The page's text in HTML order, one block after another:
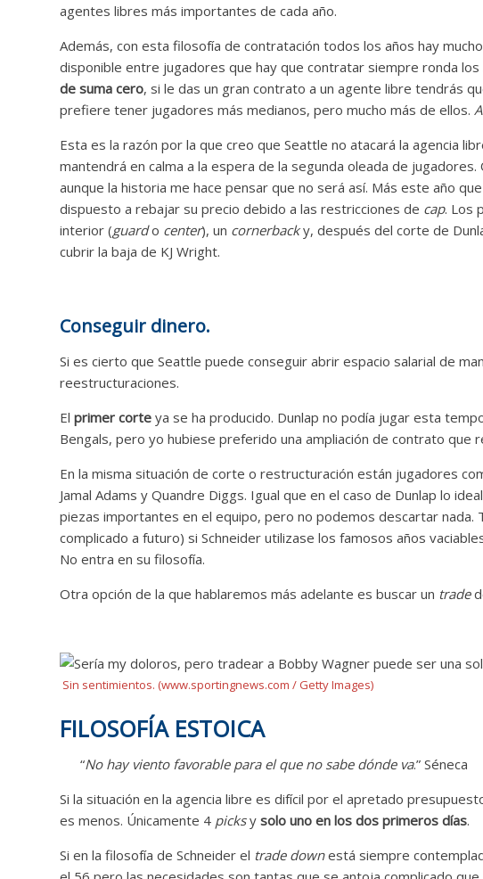
agentes libres más importantes de cada año.
Además, con esta filosofía de contratación todos los años hay
disponible entre jugadores que hay que contratar siempre ronda
de suma cero, si le das un gran contrato a un agente libre tendrás
prefiere tener jugadores más medianos, pero mucho más de ellos.
Esta es la razón por la que creo que Seattle no atacará la agencia
mantendrá en calma a la espera de la segunda oleada de
aunque la historia me hace pensar que no será así. Más este año
dispuesto a rebajar su precio debido a las restricciones de cap. Los
interior (guardo center), un cornerbacky, después del corte de
cubrir la baja de KJ Wright.
Conseguir dinero.
Si es cierto que Seattle puede conseguir abrir espacio salarial de
reestructuraciones.
Elprimer corte ya se ha producido. Dunlap no podía jugar esta
Bengals, pero yo hubiese preferido una ampliación de contrato que
En la misma situación de corte o restructuración están jugadores
Jamal Adams y Quandre Diggs. Igual que en el caso de Dunlap lo
piezas importantes en el equipo, pero no podemos descartar nada.
complicado a futuro) si Schneider utilizase los famosos años
No entra en su filosofía.
Otra opción de la que hablaremos más adelante es buscar un trade
Sin sentimientos. (www.sportingnews.com / Getty Images)
FILOSOFÍA ESTOICA
“No hay viento favorable para el que no sabe dónde va.” Séneca
Si la situación en la agencia libre es difícil por el apretado
es menos. Únicamente 4 picksysolo uno en los dos primeros días.
Si en la filosofía de Schneider el trade downestá siempre